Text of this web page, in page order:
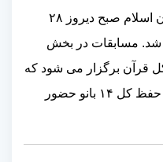
اسلام صبح دیروز ۲۸
شد. مسابقات در بخش
قرآن برگزار می شود که
حفظ کل ۱۴ بانو حضور